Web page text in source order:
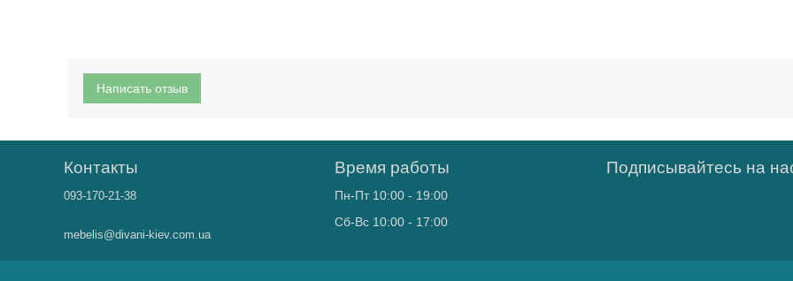
Написать отзыв
Контакты
093-170-21-38
mebelis@divani-kiev.com.ua
Время работы
Пн-Пт 10:00 - 19:00
Сб-Вс 10:00 - 17:00
Подписывайтесь на